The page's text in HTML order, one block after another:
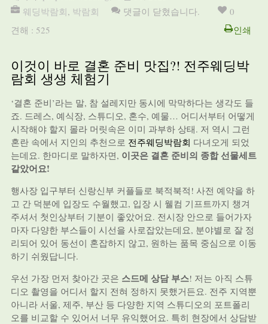
웨딩박람회, 박람회 댓글이 닫혔습니다.
0
견해 : 525
인쇄
이것이 바로 결혼 준비 맛집?! 전주웨딩박
람회 생생 체험기
‘결혼 준비’라는 말, 참 설레지만 동시에 막막하다는 생각도 들
죠. 드레스, 예식장, 스튜디오, 혼수, 예물… 어디서부터 어떻게
시작해야 할지 몰라 머릿속은 이미 과부하 상태. 저 역시 그런
혼란 속에서 지인의 추천으로 전주웨딩박람회 다녀오게 되었
는데요. 한마디로 말하자면, 이곳은 결혼 준비의 종합 선물세트
같았어요!
행사장 입구부터 신랑신부 커플들로 북적북적! 사전 예약을 하
고 간 덕분에 입장도 수월했고, 입장 시 웰컴 기프트까지 챙겨
주셔서 첫인상부터 기분이 좋았어요. 전시장 안으로 들어가자
마자 다양한 부스들이 시선을 사로잡았는데요, 분야별로 잘 정
리되어 있어 동선이 혼잡하지 않고, 원하는 품목 중심으로 이동
하기 쉬웠답니다.
우선 가장 먼저 찾아간 곳은 스드메 상담 부스! 저는 아직 스튜
디오 촬영을 어디서 할지 전혀 정하지 못했거든요. 전주 지역뿐
아니라 서울, 제주, 부산 등 다양한 지역 스튜디오의 포트폴리
오를 비교할 수 있어서 너무 유익했어요. 특히 현장에서 상담받